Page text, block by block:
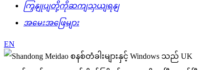
ကြှနျုပျတို့ကိုဆကျသှယျရနျ
အမေးအဖြေများ
EN